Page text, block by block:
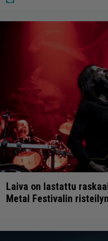
Laiva on lastattu
Metal Festivalin